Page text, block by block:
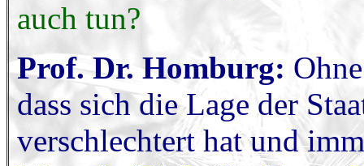
auch tun?
Prof. Dr. Homburg:
dass sich die Lage der
verschlechtert hat und